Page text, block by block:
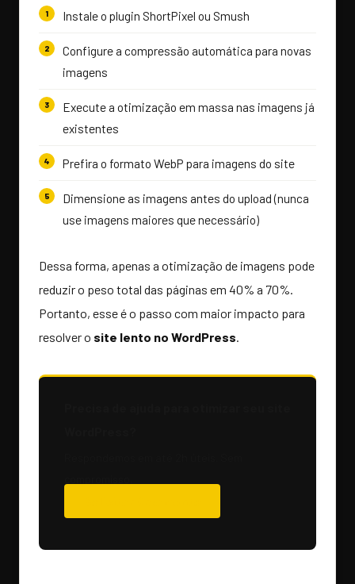
Instale o plugin ShortPixel ou Smush
Configure a compressão automática para novas
imagens
Execute a otimização em massa nas imagens já
existentes
Prefira o formato WebP para imagens do site
Dimensione as imagens antes do upload (nunca
use imagens maiores que necessário)
Dessa forma, apenas a otimização de imagens pode
reduzir o peso total das páginas em 40% a 70%.
Portanto, esse é o passo com maior impacto para
resolver o site lento no WordPress.